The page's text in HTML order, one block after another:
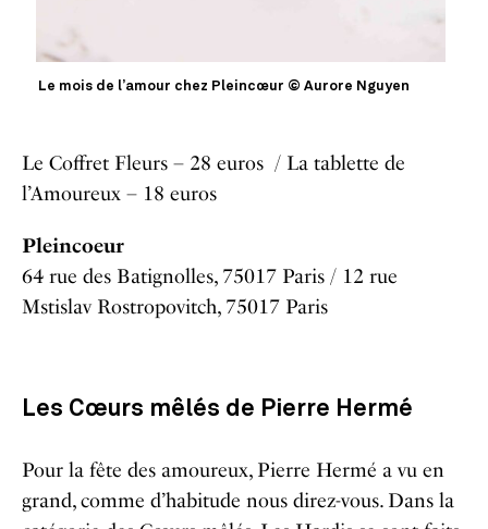
Le mois de l’amour chez Pleincœur © Aurore Nguyen
Le Coffret Fleurs – 28 euros / La tablette de
l’Amoureux – 18 euros
Pleincoeur
64 rue des Batignolles, 75017 Paris / 12 rue
Mstislav Rostropovitch, 75017 Paris
Les Cœurs mêlés de Pierre Hermé
Pour la fête des amoureux, Pierre Hermé a vu en
grand, comme d’habitude nous direz-vous. Dans la